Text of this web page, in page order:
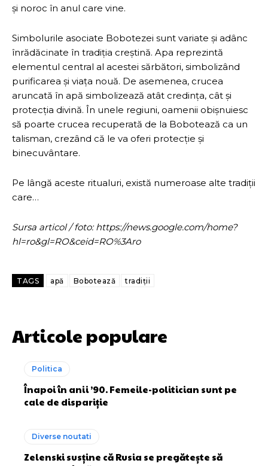
și noroc în anul care vine.
Simbolurile asociate Bobotezei sunt variate și adânc
înrădăcinate în tradiția creștină. Apa reprezintă
elementul central al acestei sărbători, simbolizând
purificarea și viața nouă. De asemenea, crucea
aruncată în apă simbolizează atât credința, cât și
protecția divină. În unele regiuni, oamenii obișnuiesc
să poarte crucea recuperată de la Bobotează ca un
talisman, crezând că le va oferi protecție și
binecuvântare.
Pe lângă aceste ritualuri, există numeroase alte tradiții
care…
Sursa articol / foto: https://news.google.com/home?
hl=ro&gl=RO&ceid=RO%3Aro
TAGS apă Bobotează tradiții
Articole populare
Politica
Înapoi în anii ’90. Femeile-politician sunt pe
cale de dispariție
Diverse noutati
Zelenski susține că Rusia se pregătește să